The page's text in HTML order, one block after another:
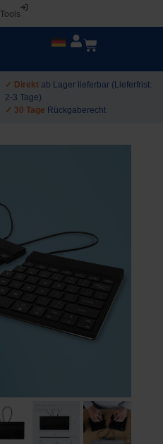
✓ Direkt ab Lager lieferbar (Lieferfrist:
2-3 Tage)
✓ 30 Tage Rückgaberecht